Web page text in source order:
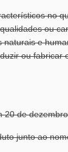
no
ou
e
ou
20 de
junto ao